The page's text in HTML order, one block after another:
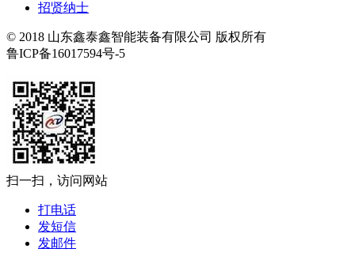
招贤纳士
© 2018 山东鑫泰鑫智能装备有限公司 版权所有
鲁ICP备16017594号-5
扫一扫，访问网站
打电话
发短信
发邮件